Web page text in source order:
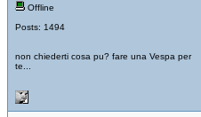
Offline
Posts: 1494
non chiederti cosa pu? fare una Vespa per
te...